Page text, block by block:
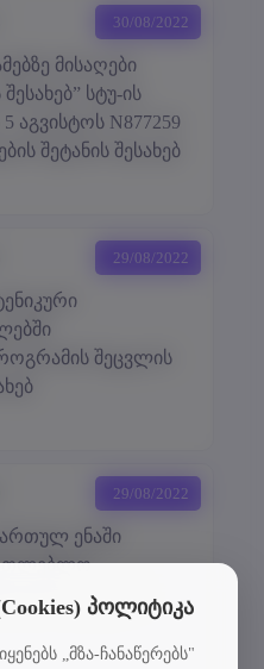
მისაღები
სტუ-ის
აგვისტოს N877259
შეტანის შესახებ
30/08/2022
შეცვლის
29/08/2022
ენაში
ვადების
29/08/2022
პოლიტიკა
„მზა-ჩანაწერებს"